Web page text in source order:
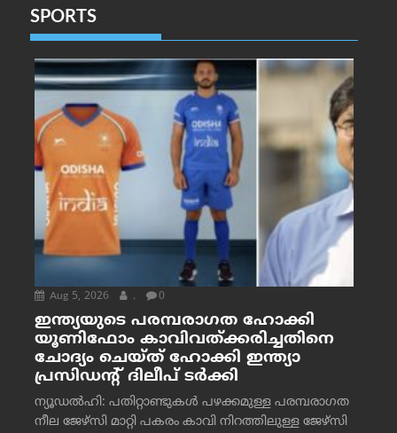
SPORTS
Aug 5, 2026 . 0
ഇന്ത്യയുടെ പരമ്പരാഗത ഹോക്കി
യൂണിഫോം കാവിവത്ക്കരിച്ചതിനെ
ചോദ്യം ചെയ്ത് ഹോക്കി ഇന്ത്യാ
പ്രസിഡന്റ് ദിലീപ് ടര്‍ക്കി
ന്യൂഡൽഹി: പതിറ്റാണ്ടുകൾ പഴക്കമുള്ള പരമ്പരാഗത
നീല ജേഴ്‌സി മാറ്റി പകരം കാവി നിറത്തിലുള്ള ജേഴ്‌സി